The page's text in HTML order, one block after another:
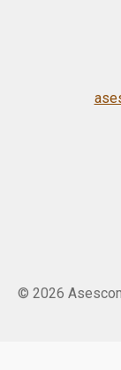
© 2026